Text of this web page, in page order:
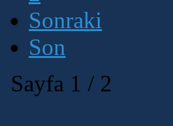
Sonraki
Son
Sayfa 1 / 2